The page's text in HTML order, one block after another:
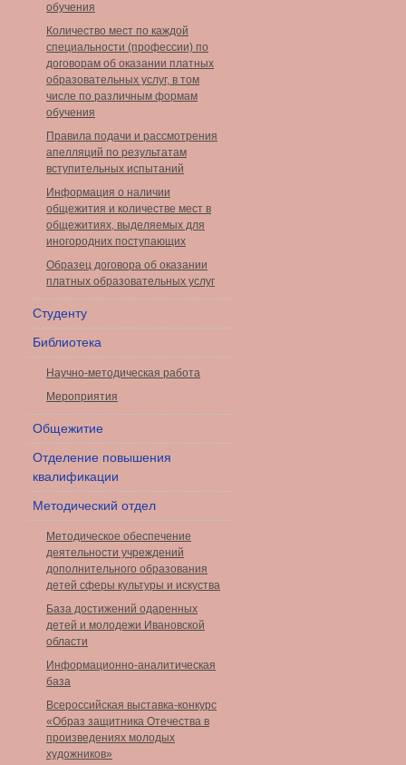
обучения
Количество мест по каждой
специальности (профессии) по
договорам об оказании платных
образовательных услуг, в том
числе по различным формам
обучения
Правила подачи и рассмотрения
апелляций по результатам
вступительных испытаний
Информация о наличии
общежития и количестве мест в
общежитиях, выделяемых для
иногородних поступающих
Образец договора об оказании
платных образовательных услуг
Студенту
Библиотека
Научно-методическая работа
Мероприятия
Общежитие
Отделение повышения
квалификации
Методический отдел
Методическое обеспечение
деятельности учреждений
дополнительного образования
детей сферы культуры и искуства
База достижений одаренных
детей и молодежи Ивановской
области
Информационно-аналитическая
база
Всероссийская выставка-конкурс
«Образ защитника Отечества в
произведениях молодых
художников»